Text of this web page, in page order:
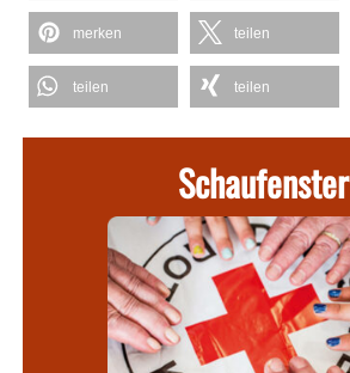
merken teilen
teilen teilen
Schaufenster